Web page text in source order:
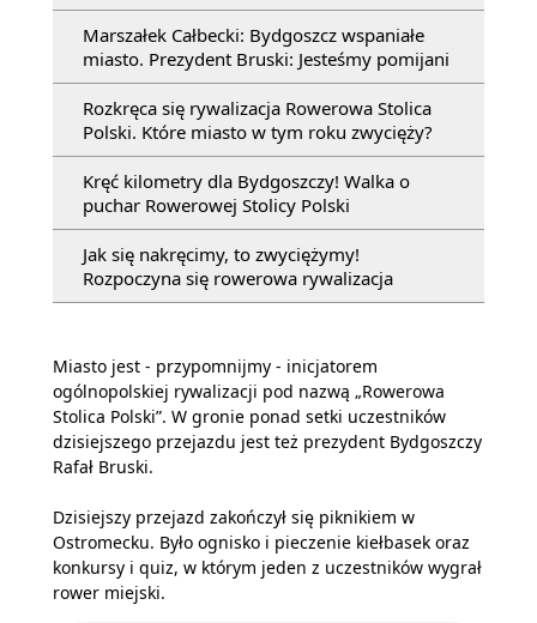
Marszałek Całbecki: Bydgoszcz wspaniałe
miasto. Prezydent Bruski: Jesteśmy pomijani
Rozkręca się rywalizacja Rowerowa Stolica
Polski. Które miasto w tym roku zwycięży?
Kręć kilometry dla Bydgoszczy! Walka o
puchar Rowerowej Stolicy Polski
Jak się nakręcimy, to zwyciężymy!
Rozpoczyna się rowerowa rywalizacja
Miasto jest - przypomnijmy - inicjatorem
ogólnopolskiej rywalizacji pod nazwą „Rowerowa
Stolica Polski”. W gronie ponad setki uczestników
dzisiejszego przejazdu jest też prezydent Bydgoszczy
Rafał Bruski.
Dzisiejszy przejazd zakończył się piknikiem w
Ostromecku. Było ognisko i pieczenie kiełbasek oraz
konkursy i quiz, w którym jeden z uczestników wygrał
rower miejski.